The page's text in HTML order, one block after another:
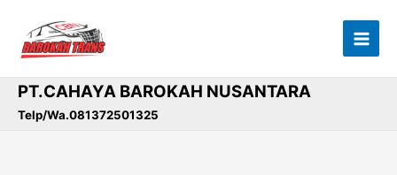
konten
PT.CAHAYA BAROKAH NUSANTARA
Telp/Wa.081372501325